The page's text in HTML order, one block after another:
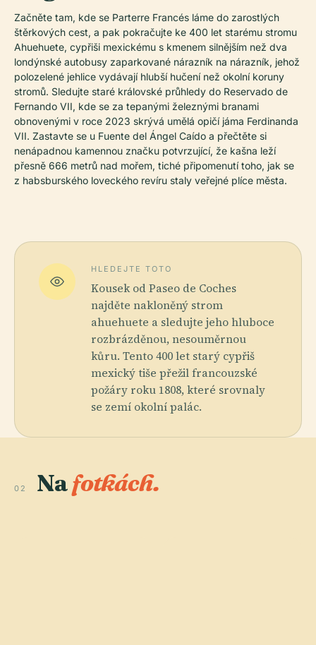
Začněte tam, kde se Parterre Francés láme do zarostlých
štěrkových cest, a pak pokračujte ke 400 let starému stromu
Ahuehuete, cypřiši mexickému s kmenem silnějším než dva
londýnské autobusy zaparkované nárazník na nárazník, jehož
polozelené jehlice vydávají hlubší hučení než okolní koruny
stromů. Sledujte staré královské průhledy do Reservado de
Fernando VII, kde se za tepanými železnými branami
obnovenými v roce 2023 skrývá umělá opičí jáma Ferdinanda
VII. Zastavte se u Fuente del Ángel Caído a přečtěte si
nenápadnou kamennou značku potvrzující, že kašna leží
přesně 666 metrů nad mořem, tiché připomenutí toho, jak se
z habsburského loveckého revíru staly veřejné plíce města.
HLEDEJTE TOTO
Kousek od Paseo de Coches
najděte nakloněný strom
ahuehuete a sledujte jeho hluboce
rozbrázděnou, nesouměrnou
kůru. Tento 400 let starý cypřiš
mexický tiše přežil francouzské
požáry roku 1808, které srovnaly
se zemí okolní palác.
02 Nafotkách.